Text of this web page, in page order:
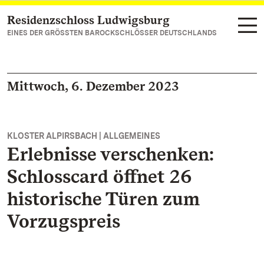
Zum Hauptinhalt springen
Residenzschloss Ludwigsburg
EINES DER GRÖSSTEN BAROCKSCHLÖSSER DEUTSCHLANDS
Mittwoch, 6. Dezember 2023
KLOSTER ALPIRSBACH | ALLGEMEINES
Erlebnisse verschenken:
Schlosscard öffnet 26
historische Türen zum
Vorzugspreis